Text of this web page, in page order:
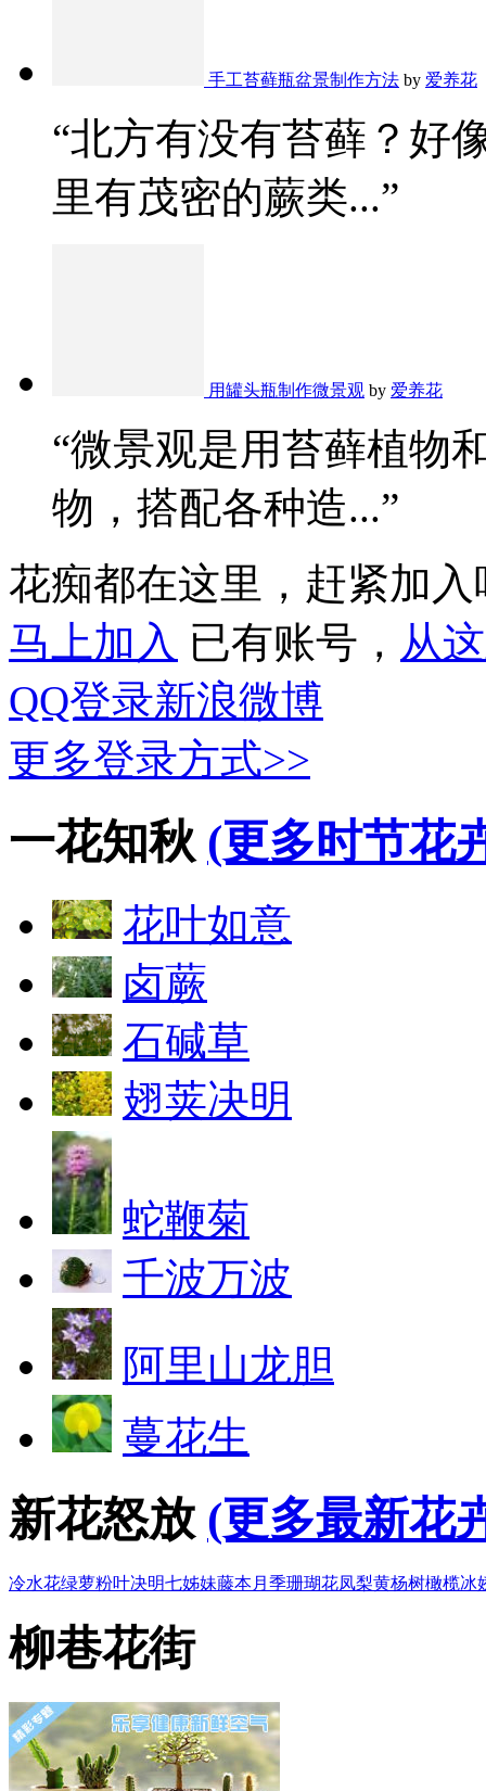
手工苔藓瓶盆景制作方法 by 爱养花
“北方有没有苔藓？好
里有茂密的蕨类...”
用罐头瓶制作微景观 by 爱养花
“微景观是用苔藓植物
物，搭配各种造...”
花痴都在这里，赶紧加入
马上加入 已有账号， 从
QQ登录新浪微博
更多登录方式>>
一花知秋 (更多时节花
花叶如意
卤蕨
石碱草
翅荚决明
蛇鞭菊
千波万波
阿里山龙胆
蔓花生
新花怒放 (更多最新花
冷水花绿萝粉叶决明七姊妹藤本月季珊瑚花凤梨黄杨树橄榄冰
柳巷花街